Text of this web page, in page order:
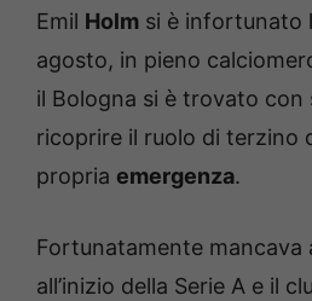
Emil Holm si è infortunato
agosto, in pieno
il Bologna si è trovato con
ricoprire il ruolo di terzino
propria emergenza.
Fortunatamente mancava
all’inizio della Serie A e il